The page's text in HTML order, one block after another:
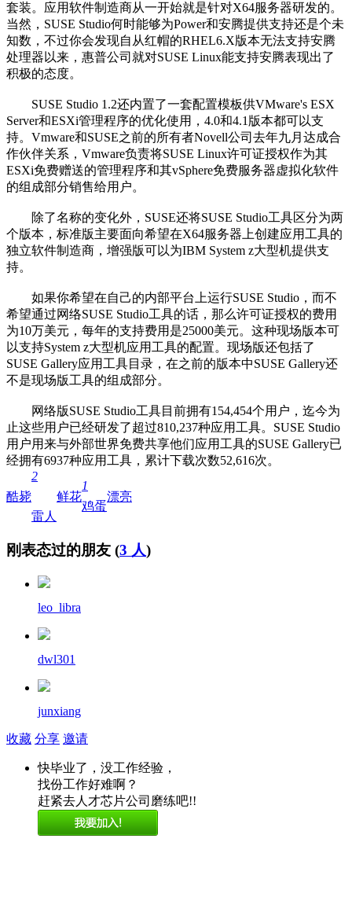
套装。应用软件制造商从一开始就是针对X64服务器研发的。
当然，SUSE Studio何时能够为Power和安腾提供支持还是个未
知数，不过你会发现自从红帽的RHEL6.X版本无法支持安腾
处理器以来，惠普公司就对SUSE Linux能支持安腾表现出了
积极的态度。
SUSE Studio 1.2还内置了一套配置模板供VMware's ESX
Server和ESXi管理程序的优化使用，4.0和4.1版本都可以支
持。Vmware和SUSE之前的所有者Novell公司去年九月达成合
作伙伴关系，Vmware负责将SUSE Linux许可证授权作为其
ESXi免费赠送的管理程序和其vSphere免费服务器虚拟化软件
的组成部分销售给用户。
除了名称的变化外，SUSE还将SUSE Studio工具区分为两
个版本，标准版主要面向希望在X64服务器上创建应用工具的
独立软件制造商，增强版可以为IBM System z大型机提供支
持。
如果你希望在自己的内部平台上运行SUSE Studio，而不
希望通过网络SUSE Studio工具的话，那么许可证授权的费用
为10万美元，每年的支持费用是25000美元。这种现场版本可
以支持System z大型机应用工具的配置。现场版还包括了
SUSE Gallery应用工具目录，在之前的版本中SUSE Gallery还
不是现场版工具的组成部分。
网络版SUSE Studio工具目前拥有154,454个用户，迄今为
止这些用户已经研发了超过810,237种应用工具。SUSE Studio
用户用来与外部世界免费共享他们应用工具的SUSE Gallery已
经拥有6937种应用工具，累计下载次数52,616次。
酷毙
2
雷人
鲜花
1
鸡蛋
漂亮
刚表态过的朋友 (3 人)
leo_libra
dwl301
junxiang
收藏 分享 邀请
快毕业了，没工作经验，
找份工作好难啊？
赶紧去人才芯片公司磨练吧!!